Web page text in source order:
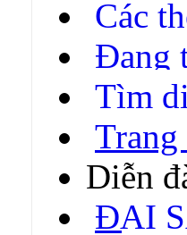
Các
Đang
Tìm
Diễn
ĐẠI